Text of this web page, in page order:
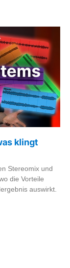
klingt
Stereomix und
die Vorteile
auswirkt.